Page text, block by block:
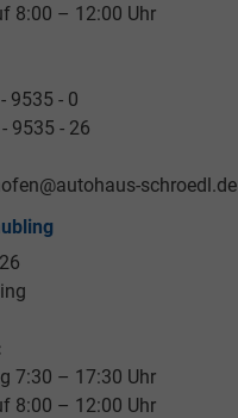
8:00 – 12:00 Uhr
9535 - 0
9535 - 26
schroedl.de
7:30 – 17:30 Uhr
8:00 – 12:00 Uhr